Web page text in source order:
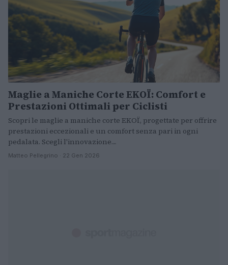
Maglie a Maniche Corte EKOÏ: Comfort e
Prestazioni Ottimali per Ciclisti
Scopri le maglie a maniche corte EKOÏ, progettate per offrire
prestazioni eccezionali e un comfort senza pari in ogni
pedalata. Scegli l'innovazione…
Matteo Pellegrino · 22 Gen 2026